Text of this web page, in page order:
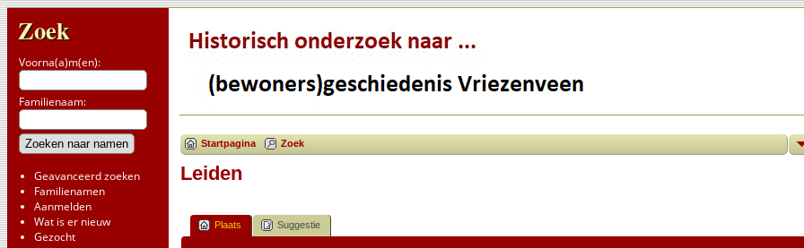
Zoek
Voorna(a)m(en):
Familienaam:
Geavanceerd zoeken
Familienamen
Aanmelden
Wat is er nieuw
Gezocht
Startpagina Zoek
Leiden
Plaats Suggestie